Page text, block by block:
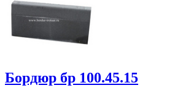
Бордюр бр 100.45.15